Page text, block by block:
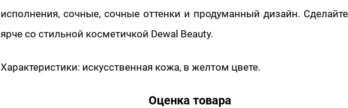
исполнения, сочные, сочные оттенки и продуманный дизайн.
ярче со стильной косметичкой Dewal Beauty.
Характеристики: искусственная кожа, в желтом цвете.
Оценка товара